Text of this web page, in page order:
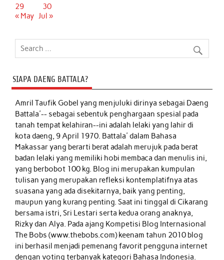
29
30
« May Jul »
SIAPA DAENG BATTALA?
Amril Taufik Gobelyang menjuluki dirinya sebagai Daeng
Battala'-- sebagai sebentuk penghargaan spesial pada
tanah tempat kelahiran--ini adalah lelaki yang lahir di
kota daeng, 9 April 1970. Battala' dalam Bahasa
Makassar yang berarti berat adalah merujuk pada berat
badan lelaki yang memiliki hobi membaca dan menulis ini,
yang berbobot 100 kg. Blog ini merupakan kumpulan
tulisan yang merupakan refleksi kontemplatifnya atas
suasana yang ada disekitarnya, baik yang penting,
maupun yang kurang penting. Saat ini tinggal di Cikarang
bersama istri, Sri Lestari serta kedua orang anaknya,
Rizky dan Alya. Pada ajang Kompetisi Blog Internasional
The Bobs (www.thebobs.com) keenam tahun 2010 blog
ini berhasil menjadi pemenang favorit pengguna internet
dengan voting terbanyak kategori Bahasa Indonesia.